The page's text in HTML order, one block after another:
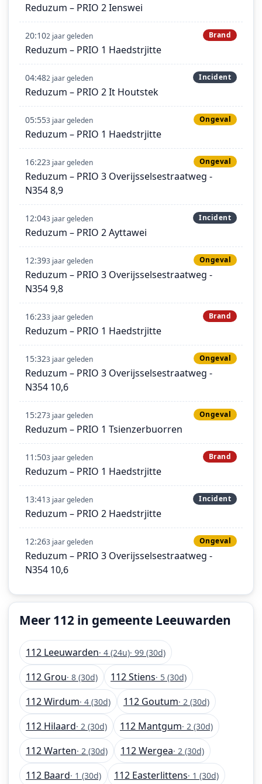
Reduzum – PRIO 2 Ienswei
20:102 jaar geleden Brand
Reduzum – PRIO 1 Haedstrjitte
04:482 jaar geleden Incident
Reduzum – PRIO 2 It Houtstek
05:553 jaar geleden Ongeval
Reduzum – PRIO 1 Haedstrjitte
16:223 jaar geleden Ongeval
Reduzum – PRIO 3 Overijsselsestraatweg -
N354 8,9
12:043 jaar geleden Incident
Reduzum – PRIO 2 Ayttawei
12:393 jaar geleden Ongeval
Reduzum – PRIO 3 Overijsselsestraatweg -
N354 9,8
16:233 jaar geleden Brand
Reduzum – PRIO 1 Haedstrjitte
15:323 jaar geleden Ongeval
Reduzum – PRIO 3 Overijsselsestraatweg -
N354 10,6
15:273 jaar geleden Ongeval
Reduzum – PRIO 1 Tsienzerbuorren
11:503 jaar geleden Brand
Reduzum – PRIO 1 Haedstrjitte
13:413 jaar geleden Incident
Reduzum – PRIO 2 Haedstrjitte
12:263 jaar geleden Ongeval
Reduzum – PRIO 3 Overijsselsestraatweg -
N354 10,6
Meer 112 in gemeente Leeuwarden
112 Leeuwarden· 4 (24u)· 99 (30d)
112 Grou· 8 (30d) 112 Stiens· 5 (30d)
112 Wirdum· 4 (30d) 112 Goutum· 2 (30d)
112 Hilaard· 2 (30d) 112 Mantgum· 2 (30d)
112 Warten· 2 (30d) 112 Wergea· 2 (30d)
112 Baard· 1 (30d) 112 Easterlittens· 1 (30d)